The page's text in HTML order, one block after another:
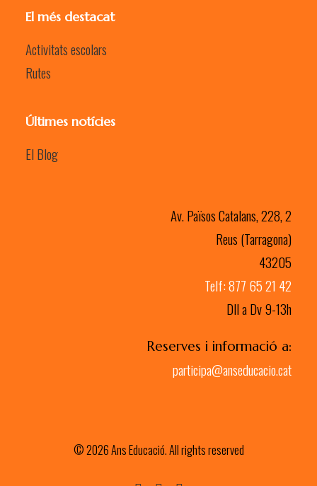
El més destacat
Activitats escolars
Rutes
Últimes notícies
El Blog
Av. Països Catalans, 228, 2
Reus (Tarragona)
43205
Telf: 877 65 21 42
Dll a Dv 9-13h
Reserves i informació a:
participa@anseducacio.cat
© 2026 Ans Educació. All rights reserved